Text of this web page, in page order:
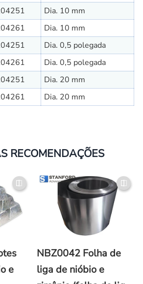
Dia. 10 mm
Dia. 10 mm
Dia. 0,5 polegada
Dia. 0,5 polegada
Dia. 20 mm
Dia. 20 mm
RECOMENDAÇÕES
e
NBZ0042 Folha de
liga de nióbio e